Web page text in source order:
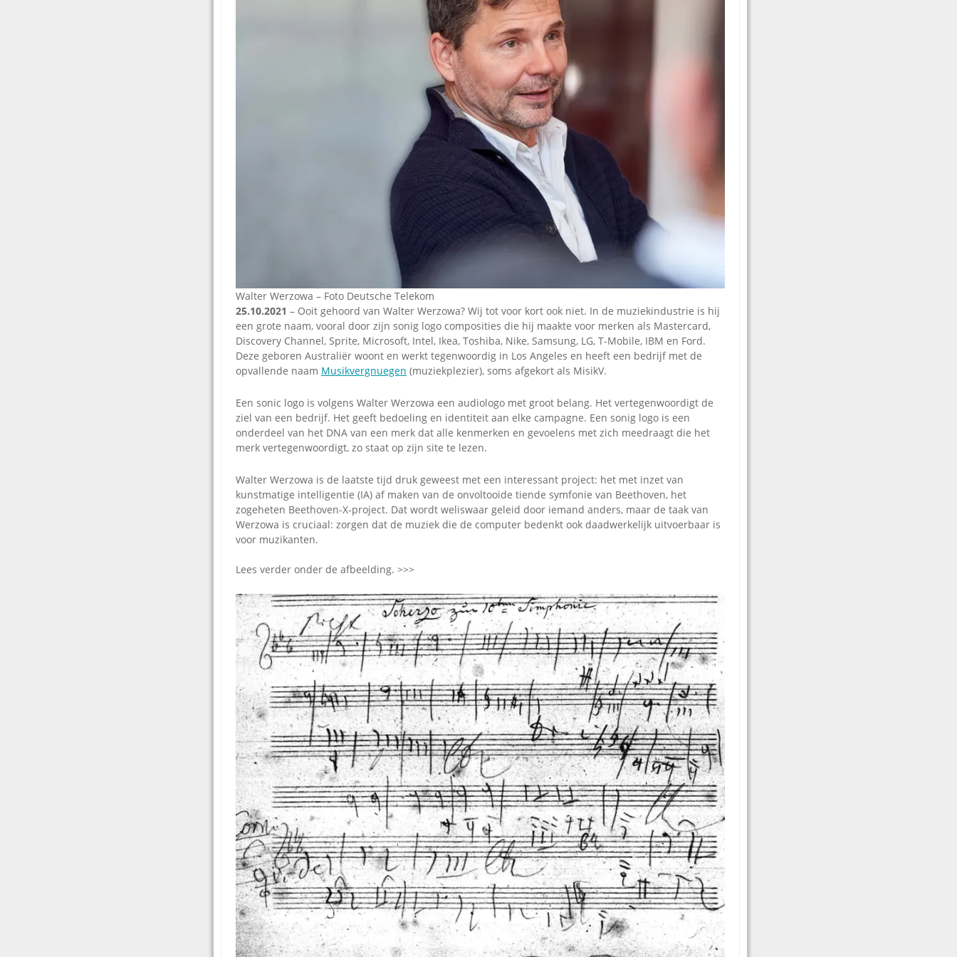
Omroepbanden
Stoomfluit Klaas
Vaak
Uitvinding
jinglecassette
Walter Werzowa – Foto Deutsche Telekom
25.10.2021 – Ooit gehoord van Walter Werzowa? Wij tot voor kort ook niet. In de muziekindustrie is hij
een grote naam, vooral door zijn sonig logo composities die hij maakte voor merken als Mastercard,
Discovery Channel, Sprite, Microsoft, Intel, Ikea, Toshiba, Nike, Samsung, LG, T-Mobile, IBM en Ford.
Deze geboren Australiër woont en werkt tegenwoordig in Los Angeles en heeft een bedrijf met de
opvallende naam Musikvergnuegen (muziekplezier), soms afgekort als MisikV.
Een sonic logo is volgens Walter Werzowa een audiologo met groot belang. Het vertegenwoordigt de
ziel van een bedrijf. Het geeft bedoeling en identiteit aan elke campagne. Een sonig logo is een
onderdeel van het DNA van een merk dat alle kenmerken en gevoelens met zich meedraagt die het
merk vertegenwoordigt, zo staat op zijn site te lezen.
Walter Werzowa is de laatste tijd druk geweest met een interessant project: het met inzet van
kunstmatige intelligentie (IA) af maken van de onvoltooide tiende symfonie van Beethoven, het
zogeheten Beethoven-X-project. Dat wordt weliswaar geleid door iemand anders, maar de taak van
Werzowa is cruciaal: zorgen dat de muziek die de computer bedenkt ook daadwerkelijk uitvoerbaar is
voor muzikanten.
Lees verder onder de afbeelding. >>>